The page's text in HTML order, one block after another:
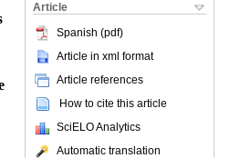
Article
Spanish (pdf)
Article in xml format
Article references
How to cite this article
SciELO Analytics
Automatic translation